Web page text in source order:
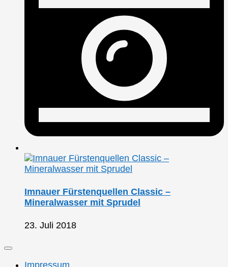
Imnauer Fürstenquellen Classic –
Mineralwasser mit Sprudel
23. Juli 2018